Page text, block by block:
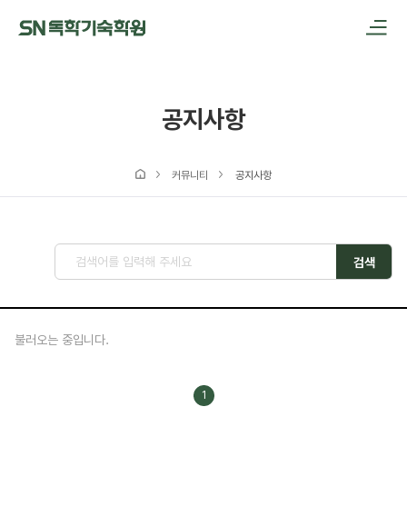
공지사항
커뮤니티 공지사항
검색
불러오는 중입니다.
1